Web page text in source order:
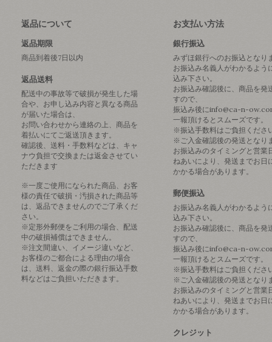
返品について
返品期限
商品到着後7日以内
返品送料
配送中の事故等で破損が発生した場
合や、お申し込み内容と異なる商品
が届いた場合は、
お問い合わせから連絡の上、商品を
着払いにてご返送頂きます。
確認後、送料・手数料などは、キャ
ナウ負担で交換または返金させてい
ただきます
※一度ご使用になられた商品、お客
様の責任で破損・汚損された商品等
は、返品できませんのでご了承くだ
さい。
※定形外郵便をご利用の場合、配送
中の破損補償はできません。
※注文間違い、イメージ違いなど、
お客様のご都合による理由の場合
は、送料、返金の際の銀行振込手数
料などはご負担いただきます。
お支払い方法
銀行振込
みずほ銀行へのお振込となり
お振込み名義人がわかるよう
込み下さい。
お振込み確認後に、商品を発
すので、
振込み後にinfo@ca-n-
一報頂けるとスムーズです。
※振込手数料はご負担くださ
※ご入金確認後の発送となり
お振込みのタイミングと営業
ねあいにより、発送までお日
かかる場合があります。
郵便振込
お振込み名義人がわかるよう
込み下さい。
お振込み確認後に、商品を発
すので、
振込み後にinfo@ca-n-
一報頂けるとスムーズです。
※振込手数料はご負担くださ
※ご入金確認後の発送となり
お振込みのタイミングと営業
ねあいにより、発送までお日
かかる場合があります。
クレジット